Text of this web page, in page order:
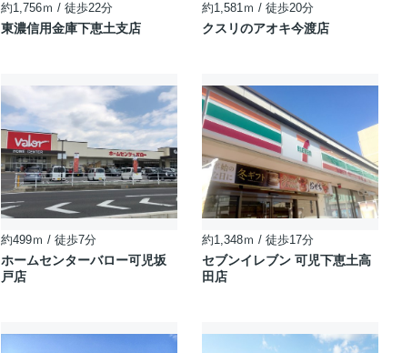
約1,756ｍ / 徒歩22分
東濃信用金庫下恵土支店
約1,581ｍ / 徒歩20分
クスリのアオキ今渡店
約499ｍ / 徒歩7分
ホームセンターバロー可児坂
戸店
約1,348ｍ / 徒歩17分
セブンイレブン 可児下恵土高
田店